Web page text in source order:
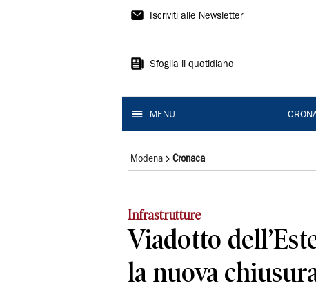
Gazzetta
Modena
Iscriviti alle Newsletter
Sfoglia il quotidiano
MENU
Modena Cronaca
Infrastrutture
Viadotto
la nuova